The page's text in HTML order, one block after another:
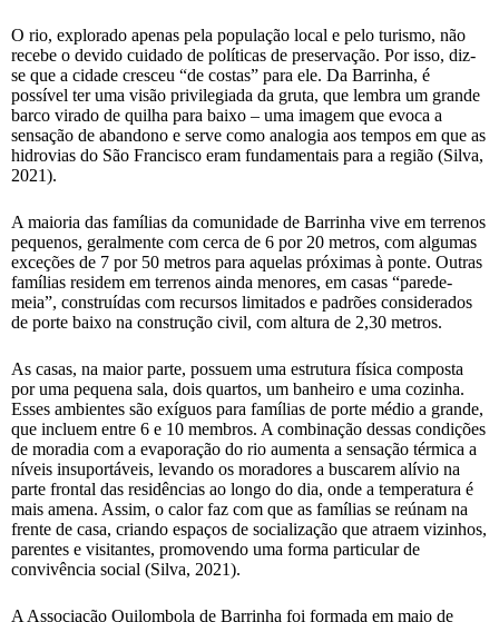
O rio, explorado apenas pela população local e pelo turismo, não
recebe o devido cuidado de políticas de preservação. Por isso, diz-
se que a cidade cresceu “de costas” para ele. Da Barrinha, é
possível ter uma visão privilegiada da gruta, que lembra um grande
barco virado de quilha para baixo – uma imagem que evoca a
sensação de abandono e serve como analogia aos tempos em que as
hidrovias do São Francisco eram fundamentais para a região (Silva,
2021).
A maioria das famílias da comunidade de Barrinha vive em terrenos
pequenos, geralmente com cerca de 6 por 20 metros, com algumas
exceções de 7 por 50 metros para aquelas próximas à ponte. Outras
famílias residem em terrenos ainda menores, em casas “parede-
meia”, construídas com recursos limitados e padrões considerados
de porte baixo na construção civil, com altura de 2,30 metros.
As casas, na maior parte, possuem uma estrutura física composta
por uma pequena sala, dois quartos, um banheiro e uma cozinha.
Esses ambientes são exíguos para famílias de porte médio a grande,
que incluem entre 6 e 10 membros. A combinação dessas condições
de moradia com a evaporação do rio aumenta a sensação térmica a
níveis insuportáveis, levando os moradores a buscarem alívio na
parte frontal das residências ao longo do dia, onde a temperatura é
mais amena. Assim, o calor faz com que as famílias se reúnam na
frente de casa, criando espaços de socialização que atraem vizinhos,
parentes e visitantes, promovendo uma forma particular de
convivência social (Silva, 2021).
A Associação Quilombola de Barrinha foi formada em maio de